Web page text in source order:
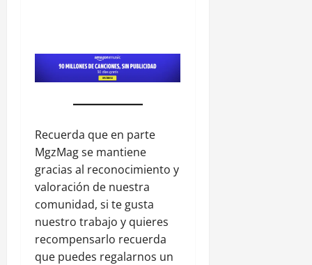
Recuerda que en parte
MgzMag se mantiene
gracias al reconocimiento y
valoración de nuestra
comunidad, si te gusta
nuestro trabajo y quieres
recompensarlo recuerda
que puedes regalarnos un